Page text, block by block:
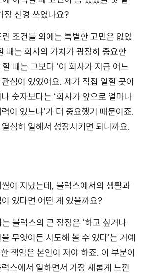
장 신경 쓰였나요?
조건들 외에는 특별한 고민은 없었
때는 회사의 가치가 굉장히 중요한
때는 그보다 ‘이 회사가 지금 어느
심이 있었어요. 제가 직접 일할 곳이
숫자보다는 ‘회사가 앞으로 얼마나
이 있느냐’가 더 중요했기 때문이죠.
심히 일해서 성장시키면 되니까요.
이 지났는데, 블럭스에서의 생활과
있다면 어떤 게 있을까요?
블럭스의 큰 장점은 ‘하고 싶거나
무엇이든 시도해 볼 수 있다’는 거예
책임은 본인이 져야 하죠. 이 부분이
스에서 일하면서 가장 새롭게 느낀